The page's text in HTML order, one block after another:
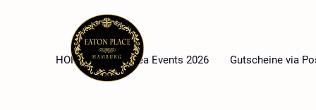
HOME High Tea Events 2026 Gutscheine via